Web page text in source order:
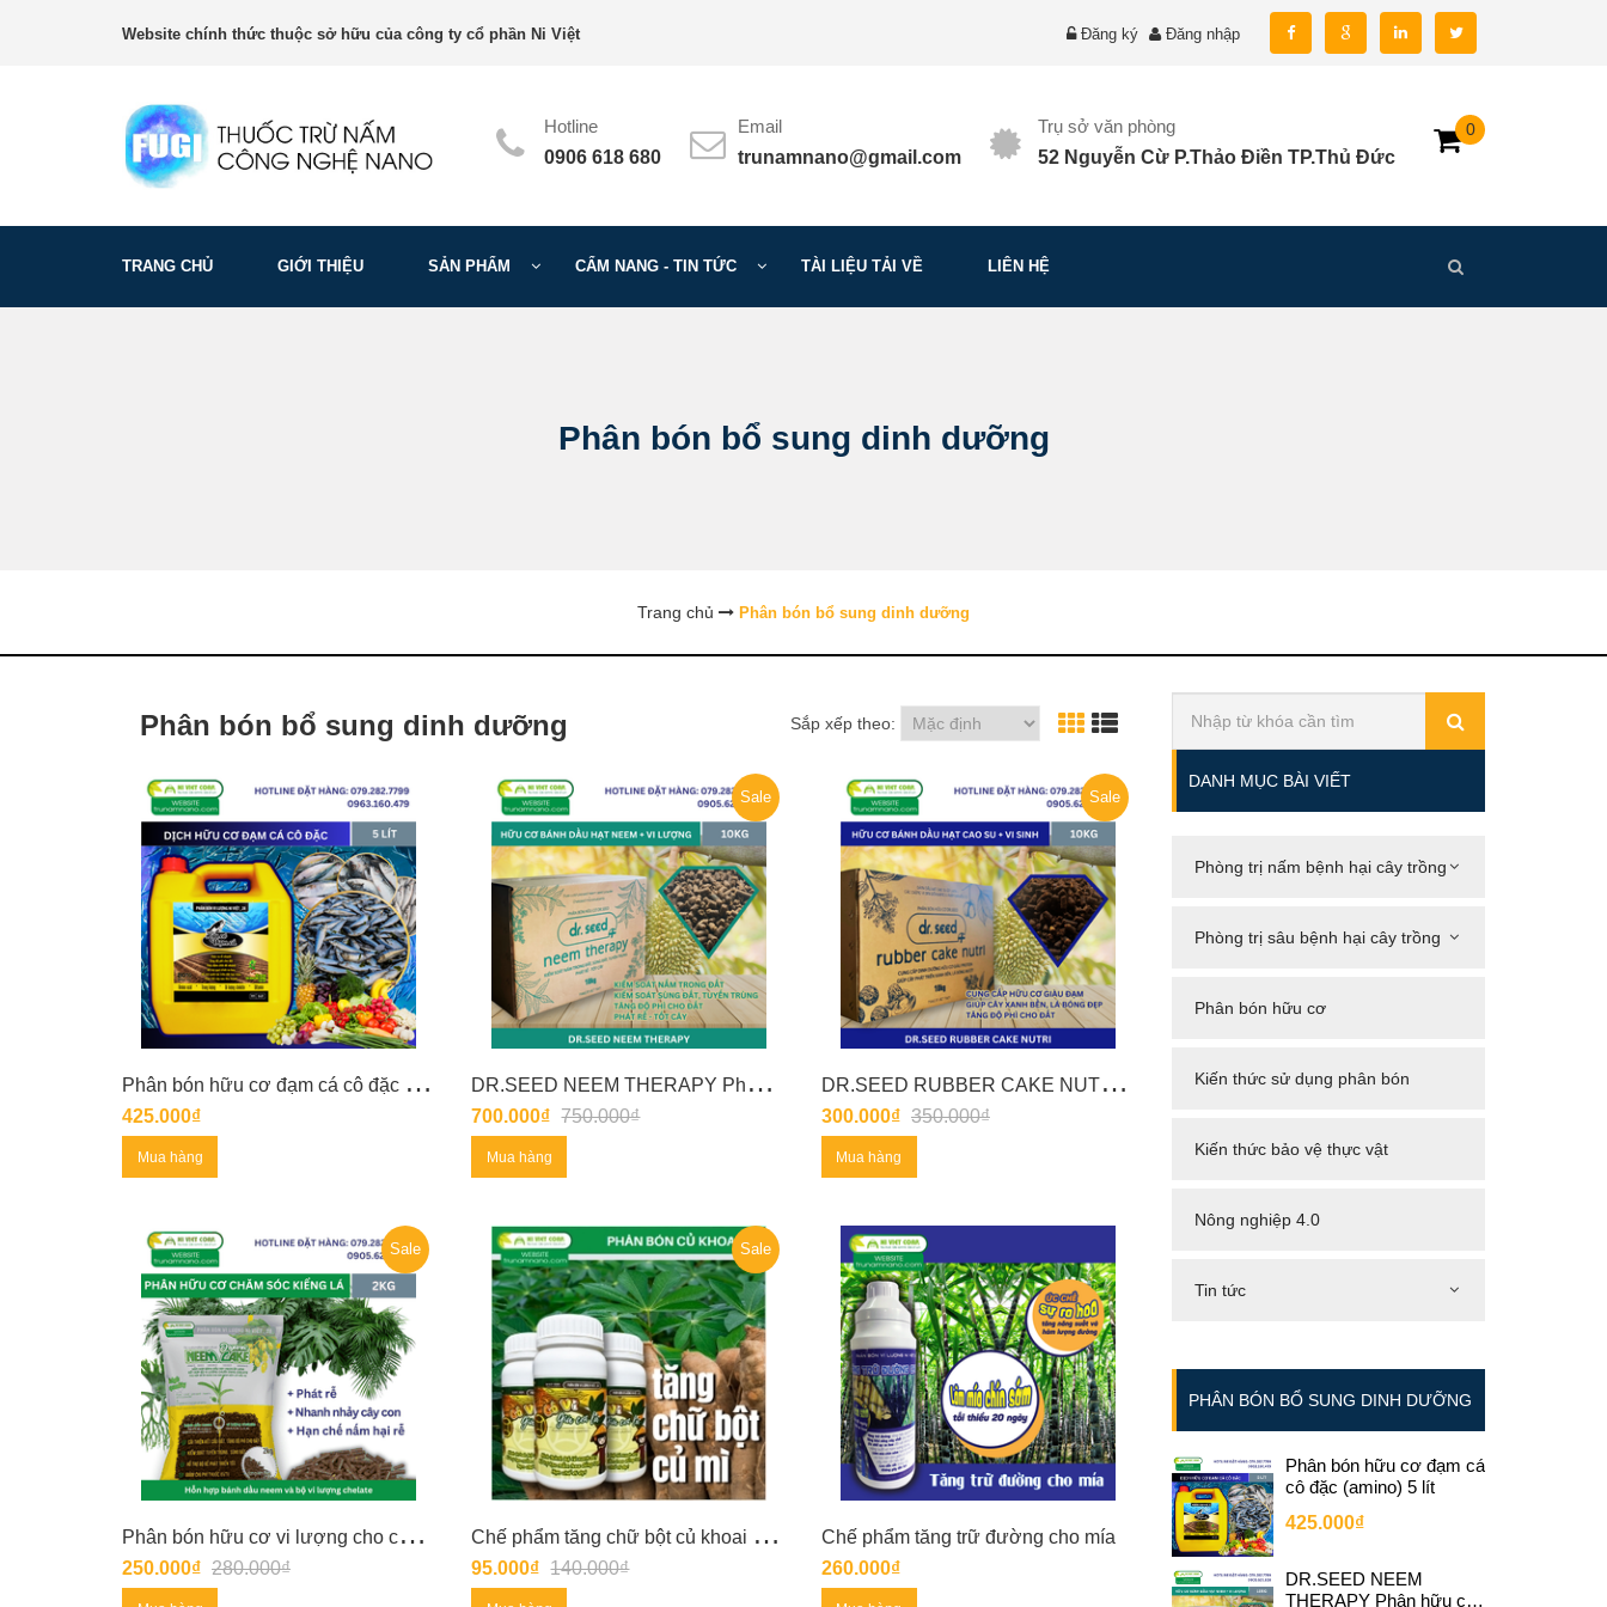
Website chính thức thuộc sở hữu của công ty cổ phần Ni Việt Đăng ký Đăng nhập
Hotline
0906 618 680
Email
trunamnano@gmail.com
Trụ sở văn phòng
52 Nguyễn Cừ P.Thảo Điền TP.Thủ Đức
0
TRANG CHỦ GIỚI THIỆU SẢN PHẨM CẨM NANG - TIN TỨC TÀI LIỆU TẢI VỀ LIÊN HỆ
Phân bón bổ sung dinh dưỡng
Trang chủ Phân bón bổ sung dinh dưỡng
Phân bón bổ sung dinh dưỡng Sắp xếp theo:
P
hân bón hữu cơ đạm cá cô đặc (amino) 5 lít
425.000₫
Mua hàng
Sale
D
R.SEED NEEM THERAPY Phân hữu cơ bánh dầu neem bổ sung vi sinh
700.000₫ 750.000₫
Mua hàng
Sale
D
R.SEED RUBBER CAKE NUTRI Phân bánh dầu hạt cao su bổ sung vi sinh
300.000₫ 350.000₫
Mua hàng
Sale
P
hân bón hữu cơ vi lượng cho cây kiểng lá NEEM CAKE
250.000₫ 280.000₫
Sale
C
hế phẩm tăng chữ bột củ khoai mì (sắn)
95.000₫ 140.000₫
Chế phẩm tăng trữ đường cho mía
260.000₫
DANH MỤC BÀI VIẾT
Phòng trị nấm bệnh hại cây trồng
Phòng trị sâu bệnh hại cây trồng
Phân bón hữu cơ
Kiến thức sử dụng phân bón
Kiến thức bảo vệ thực vật
Nông nghiệp 4.0
Tin tức
PHÂN BÓN BỔ SUNG DINH DƯỠNG
Phân bón hữu cơ đạm cá
cô đặc (amino) 5 lít
425.000₫
DR.SEED NEEM
THERAPY Phân hữu cơ